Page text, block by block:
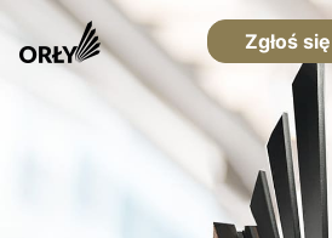
Zgłoś się